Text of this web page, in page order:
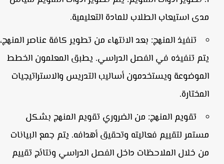
مدى استيعاب الطلاب للمادة التعليمية.
تنفيذ المنهج:بعد الانتهاء من تطوير كافة عناصر المنهج،
يتم تنفيذه في الفصل الدراسي. يطبق المعلمون الخطط
الموضوعة ويستخدمون أساليب التدريس والاستراتيجيات
المختارة.
تقويم المنهج:من الضروري تقويم المنهج بشكل
مستمر لتقييم فعاليته وتحقيق أهدافه. يتم جمع البيانات
من خلال الملاحظات داخل الفصل الدراسي ونتائج تقييم